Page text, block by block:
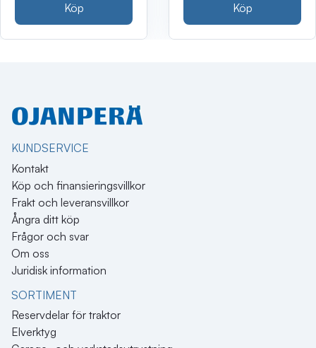
Köp Köp
KUNDSERVICE
Kontakt
Köp och finansieringsvillkor
Frakt och leveransvillkor
Ångra ditt köp
Frågor och svar
Om oss
Juridisk information
SORTIMENT
Reservdelar för traktor
Elverktyg